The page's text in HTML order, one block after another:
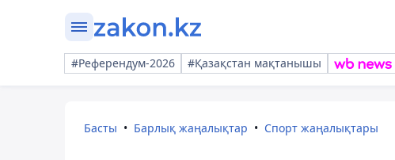
#Референдум-2026 #Қазақстан мақтанышы
Басты Барлық жаңалықтар Спорт жаңалықтары